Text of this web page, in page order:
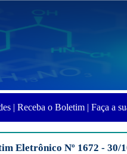
| Receba o Boletim | Faça a
Eletrônico Nº 1672 - 30/